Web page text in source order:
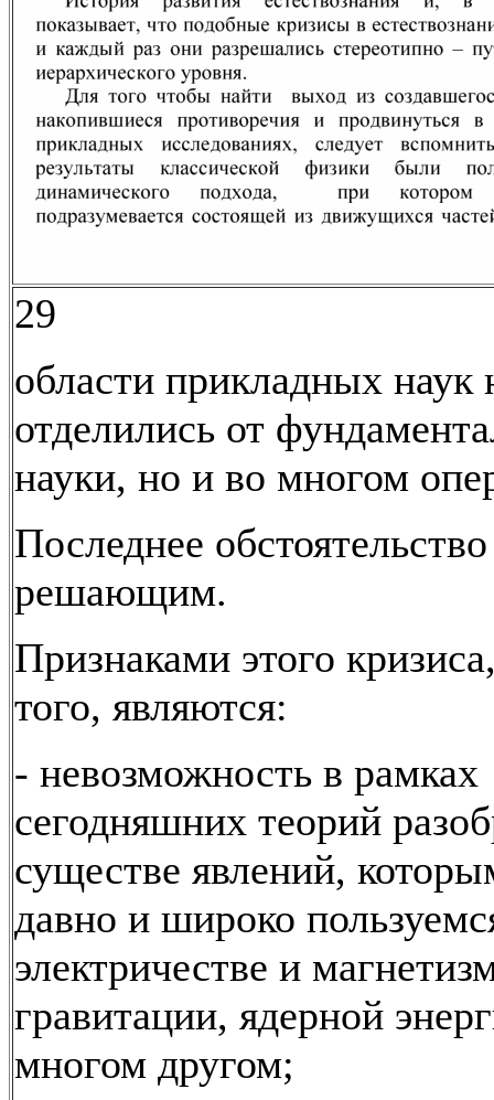
29
области прикладных наук
отделились от
науки, но и во многом
Последнее
решающим.
Признаками этого
того, являются:
- невозможность в рамках
сегодняшних теорий
существе явлений,
давно и широко
электричестве и
гравитации, ядерной
многом другом;